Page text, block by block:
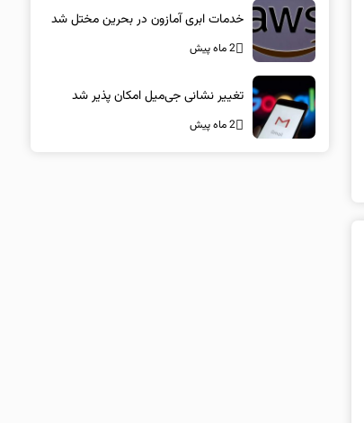
خدمات ابری آمازون در بحرین مختل شد
2 ماه پیش
تغییر نشانی جی‌میل امکان پذیر شد
2 ماه پیش